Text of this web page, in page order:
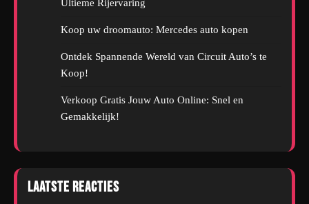
Ultieme Rijervaring
Koop uw droomauto: Mercedes auto kopen
Ontdek Spannende Wereld van Circuit Auto’s te
Koop!
Verkoop Gratis Jouw Auto Online: Snel en
Gemakkelijk!
Laatste reacties